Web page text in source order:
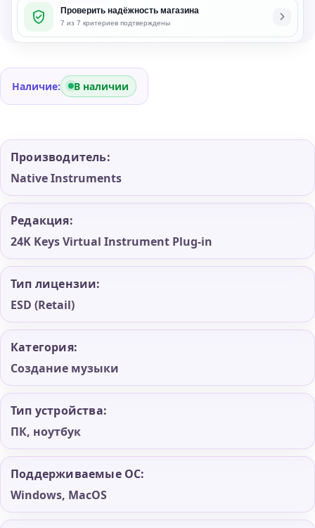
Проверить надёжность магазина
7 из 7 критериев подтверждены
Наличие: В наличии
Производитель:
Native Instruments
Редакция:
24K Keys Virtual Instrument Plug-in
Тип лицензии:
ESD (Retail)
Категория:
Создание музыки
Тип устройства:
ПК, ноутбук
Поддерживаемые ОС:
Windows, MacOS